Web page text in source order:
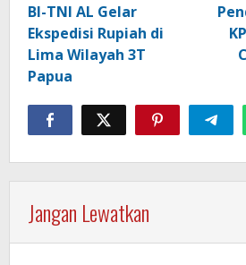
BI-TNI AL Gelar
Ekspedisi Rupiah di
Lima Wilayah 3T
Papua
Jangan Lewatkan